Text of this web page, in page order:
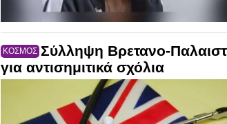
ΚΟΣΜΟΣ Σύλληψη Βρετανο-
για αντισημιτικά σχόλια